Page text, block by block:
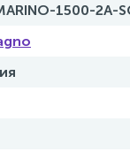
1500-2A-